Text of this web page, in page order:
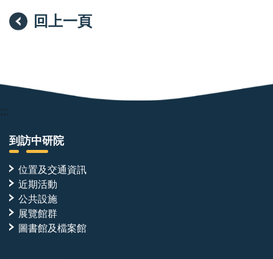
回上一頁
:::
到訪中研院
位置及交通資訊
近期活動
公共設施
展覽館群
圖書館及檔案館